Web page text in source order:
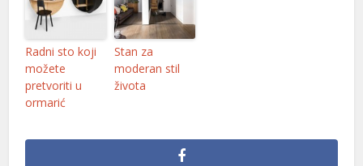
Radni sto koji
možete
pretvoriti u
ormarić
Stan za
moderan stil
života